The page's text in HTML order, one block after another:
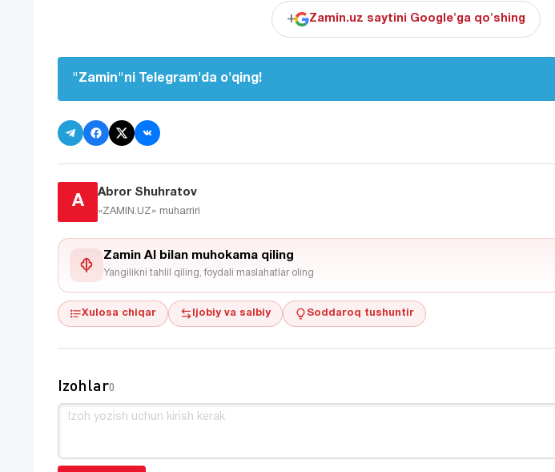
+ Zamin.uz saytini Google'ga qo'shing
"Zamin"ni Telegram'da o'qing!
A
Abror Shuhratov
«ZAMIN.UZ» muharriri
Zamin AI bilan muhokama qiling
Yangilikni tahlil qiling, foydali maslahatlar oling
Xulosa chiqar Ijobiy va salbiy Soddaroq tushuntir
Izohlar0